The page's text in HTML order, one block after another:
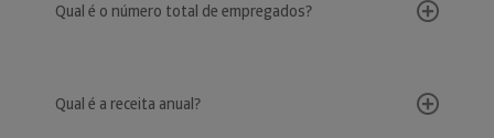
Qual é o número total de empregados?
Qual é a receita anual?